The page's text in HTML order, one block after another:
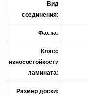
Вид
соединения:
Фаска:
Класс
износостойкости
ламината:
Размер доски: